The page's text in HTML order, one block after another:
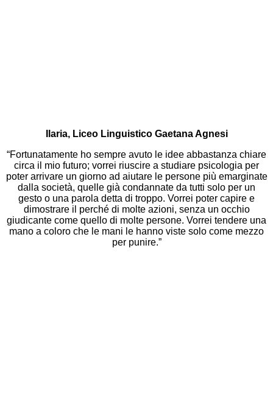
Ilaria, Liceo Linguistico Gaetana Agnesi
“Fortunatamente ho sempre avuto le idee abbastanza chiare
circa il mio futuro; vorrei riuscire a studiare psicologia per
poter arrivare un giorno ad aiutare le persone più emarginate
dalla società, quelle già condannate da tutti solo per un
gesto o una parola detta di troppo. Vorrei poter capire e
dimostrare il perché di molte azioni, senza un occhio
giudicante come quello di molte persone. Vorrei tendere una
mano a coloro che le mani le hanno viste solo come mezzo
per punire.”